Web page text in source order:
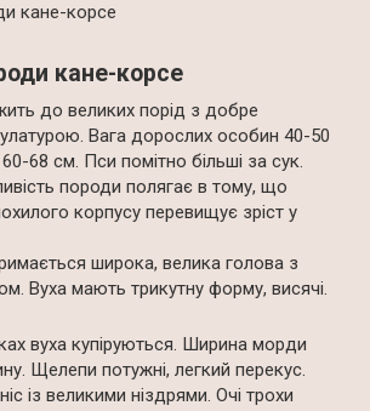
кане-корсе
до великих порід з добре
Вага дорослих особин 40-50
68 см. Пси помітно більші за сук.
породи полягає в тому, що
корпусу перевищує зріст у
широка, велика голова з
Вуха мають трикутну форму, висячі.
вуха купіруються. Ширина морди
Щелепи потужні, легкий перекус.
із великими ніздрями. Очі трохи